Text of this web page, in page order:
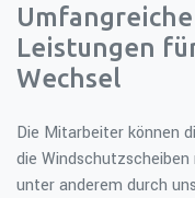
Leistungen
Wechsel
Die Mitarbeiter können
die
unter anderem durch